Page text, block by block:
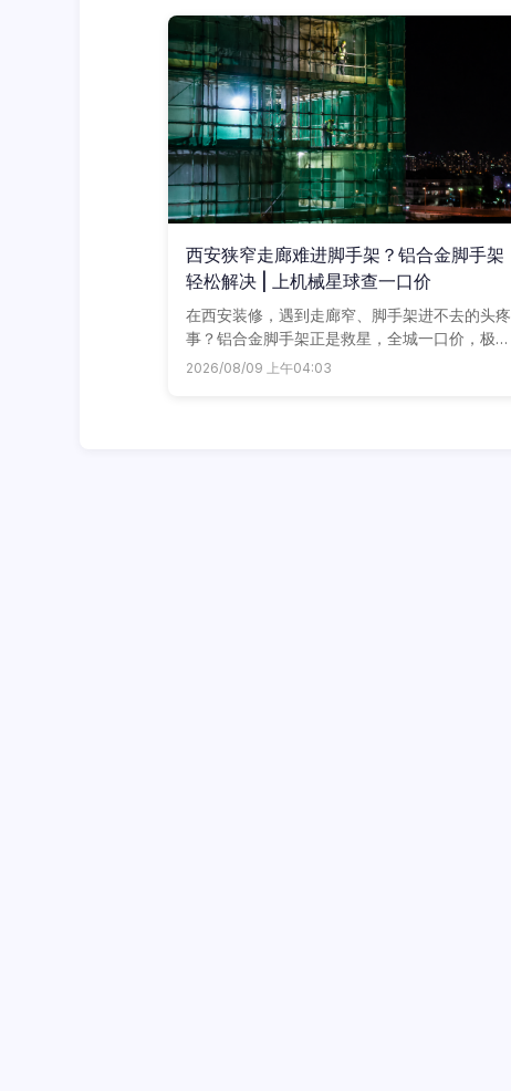
西安狭窄走廊难进脚手架？铝合金脚手架
轻松解决 | 上机械星球查一口价
在西安装修，遇到走廊窄、脚手架进不去的头疼
事？铝合金脚手架正是救星，全城一口价，极速
送到工地，再也不用跟破损钢架和隐形运费斗智
2026/08/09 上午04:03